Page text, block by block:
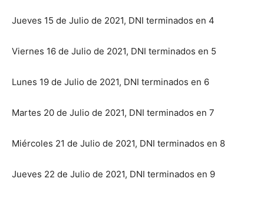
Jueves 15 de Julio de 2021, DNI terminados en 4
Viernes 16 de Julio de 2021, DNI terminados en 5
Lunes 19 de Julio de 2021, DNI terminados en 6
Martes 20 de Julio de 2021, DNI terminados en 7
Miércoles 21 de Julio de 2021, DNI terminados en 8
Jueves 22 de Julio de 2021, DNI terminados en 9